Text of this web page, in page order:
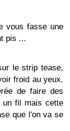
vous fasse une
pis ...
le strip tease,
froid au yeux.
de faire des
un fil mais cette
que l'on va se